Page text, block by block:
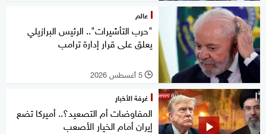
عالم
"حرب التأشيرات".. الرئيس البرازيلي
يعلق على قرار إدارة ترامب
l 5 أغسطس 2026
غرفة الأخبار
المفاوضات أم التصعيد؟.. أميركا تضع
إيران أمام الخيار الأصعب